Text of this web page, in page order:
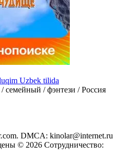
Uzbek tilida
семейный / фэнтези / Россия
DMCA: kinolar@internet.ru
© 2026 Сотрудничество: